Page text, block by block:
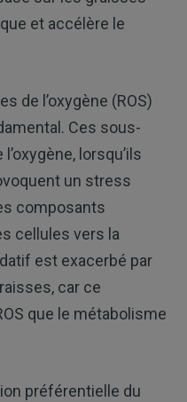
et accélère le
de l’oxygène (ROS)
Ces sous-
lorsqu’ils
un stress
composants
cellules vers la
est exacerbé par
car ce
que le métabolisme
préférentielle du